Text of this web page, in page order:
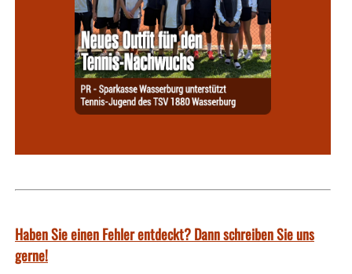
Haben Sie einen Fehler entdeckt? Dann schreiben Sie uns
gerne!